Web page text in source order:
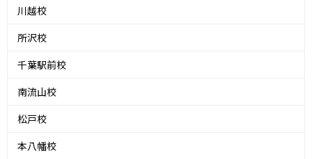
川越校
所沢校
千葉駅前校
南流山校
松戸校
本八幡校